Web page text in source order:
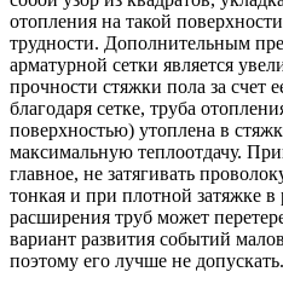
отопления на такой
трудности. Дополнительным
арматурной сетки является
прочности стяжки пола за счет
благодаря сетке, труба
поверхностью) утоплена в
максимальную теплоотдачу.
главное, не затягивать
тонкая и при плотной затяжке в
расширения труб может
вариант развития событий
поэтому его лучше не допускать.